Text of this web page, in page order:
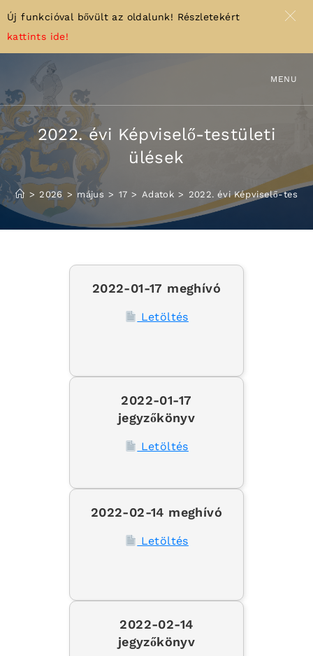
content
MENU
2022. évi Képviselő-testületi
ülések
> 2026 > május > 17 > Adatok > 2022. évi Képviselő-
2022-01-17 meghívó
Letöltés
2022-01-17
jegyzőkönyv
Letöltés
2022-02-14 meghívó
Letöltés
2022-02-14
jegyzőkönyv
Új funkcióval bővült az oldalunk! Részletekért
kattints ide!